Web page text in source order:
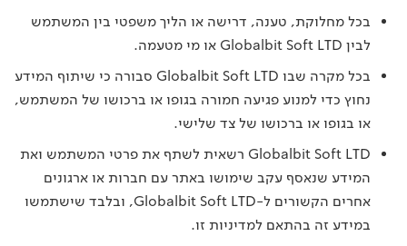
בכל מחלוקת, טענה, דרישה או הליך משפטי בין המשתמש
לבין Globalbit Soft LTD או מי מטעמה.
בכל מקרה שבו Globalbit Soft LTD סבורה כי שיתוף המידע
נחוץ כדי למנוע פגיעה חמורה בגופו או ברכושו של המשתמש,
או בגופו או ברכושו של צד שלישי.
Globalbit Soft LTD רשאית לשתף את פרטי המשתמש ואת
המידע שנאסף עקב שימושו באתר עם חברות או ארגונים
אחרים הקשורים ל-Globalbit Soft LTD, ובלבד שישתמשו
במידע זה בהתאם למדיניות זו.